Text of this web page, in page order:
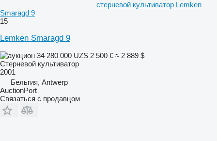
стерневой культиватор Lemken
Smaragd 9
15
Lemken Smaragd 9
34 280 000 UZS 2 500 € ≈ 2 889 $
Стерневой культиватор
2001
Бельгия, Antwerp
AuctionPort
Связаться с продавцом